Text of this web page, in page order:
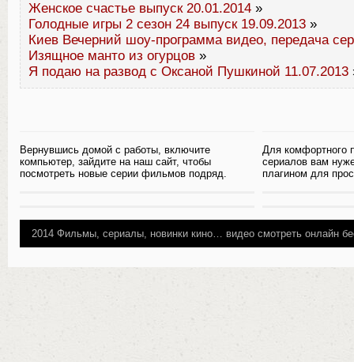
Женское счастье выпуск 20.01.2014 »
Голодные игры 2 сезон 24 выпуск 19.09.2013 »
Киев Вечерний шоу-программа видео, передача
Изящное манто из огурцов »
Я подаю на развод с Оксаной Пушкиной 11.07.2013
Вернувшись домой с работы, включите
компьютер, зайдите на наш сайт, чтобы
посмотреть новые серии фильмов подряд.
Для комфортного
сериалов вам
плагином для
2014 Фильмы, сериалы, новинки кино… видео смотреть онлайн